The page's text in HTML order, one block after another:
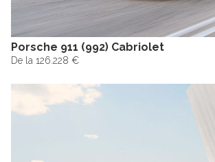
Porsche 911 (992) Cabriolet
De la 126.228 €